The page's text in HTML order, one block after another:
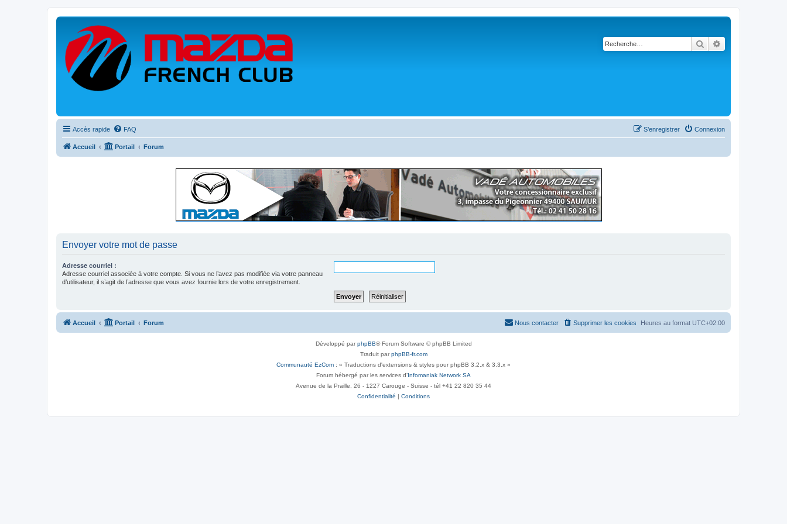
Rechercher
Accès rapide FAQ Connexion
S’enregistrer
Accueil Portail Forum
Envoyer votre mot de passe
Adresse courriel :
Adresse courriel associée à votre compte. Si vous ne l’avez pas modifiée via votre panneau
d’utilisateur, il s’agit de l’adresse que vous avez fournie lors de votre enregistrement.
Accueil Portail Forum Heures au format UTC+02:00
Supprimer les cookies
Nous contacter
Développé parphpBB® Forum Software © phpBB Limited
Traduit parphpBB-fr.com
Communauté EzCom : « Traductions d'extensions & styles pour phpBB 3.2.x & 3.3.x »
Forum hébergé par les services d’Infomaniak Network SA
Avenue de la Praille, 26 - 1227 Carouge - Suisse - tél +41 22 820 35 44
Confidentialité | Conditions